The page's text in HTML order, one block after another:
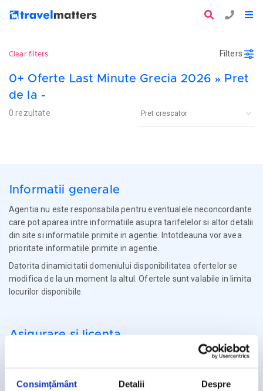
Consimțământ Detalii Despre
Clear filters Filters
0+ Oferte Last Minute Grecia 2026 » Pret
de la -
0 rezultate
Informatii generale
Agentia nu este responsabila pentru eventualele neconcordante
care pot aparea intre informatiile asupra tarifelelor si altor detalii
din site si informatiile primite in agentie. Intotdeauna vor avea
prioritate informatiile primite in agentie.
Datorita dinamicitatii domeniului disponibilitatea ofertelor se
modifica de la un moment la altul. Ofertele sunt valabile in limita
locurilor disponibile.
Asigurare si licenta
Agentia Travel Matters functioneaza sub Licenta de Turism nr.
Agentia Travel Matters este asigurata la Omniasig cu Polita